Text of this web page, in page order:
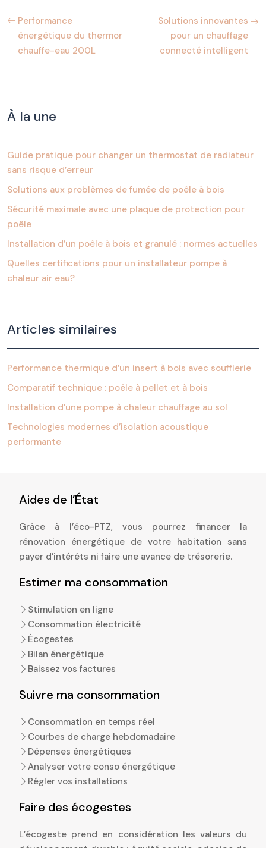
Performance
énergétique du thermor
chauffe-eau 200L
Solutions innovantes
pour un chauffage
connecté intelligent
À la une
Guide pratique pour changer un thermostat de radiateur
sans risque d’erreur
Solutions aux problèmes de fumée de poêle à bois
Sécurité maximale avec une plaque de protection pour
poêle
Installation d’un poêle à bois et granulé : normes actuelles
Quelles certifications pour un installateur pompe à
chaleur air eau?
Articles similaires
Performance thermique d’un insert à bois avec soufflerie
Comparatif technique : poêle à pellet et à bois
Installation d’une pompe à chaleur chauffage au sol
Technologies modernes d’isolation acoustique
performante
Aides de l’État
Grâce à l’éco-PTZ, vous pourrez financer la
rénovation énergétique de votre habitation sans
payer d’intérêts ni faire une avance de trésorerie.
Estimer ma consommation
Stimulation en ligne
Consommation électricité
Écogestes
Bilan énergétique
Baissez vos factures
Suivre ma consommation
Consommation en temps réel
Courbes de charge hebdomadaire
Dépenses énergétiques
Analyser votre conso énergétique
Régler vos installations
Faire des écogestes
L’écogeste prend en considération les valeurs du